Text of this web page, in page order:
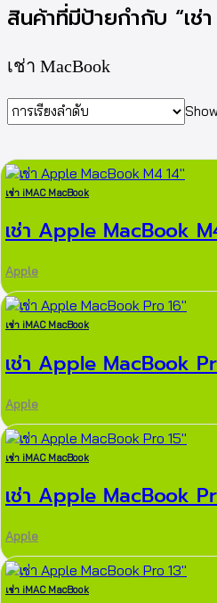
สินค้าที่มีป้ายกำกับ “เช่
เช่า MacBook
เช่า iMAC MacBook
เช่า Apple MacBook
Apple
เช่า iMAC MacBook
เช่า Apple MacBook
Apple
เช่า iMAC MacBook
เช่า Apple MacBook
Apple
เช่า iMAC MacBook